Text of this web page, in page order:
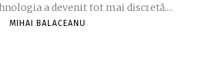
a devenit tot mai discretă....
MIHAI BALACEANU